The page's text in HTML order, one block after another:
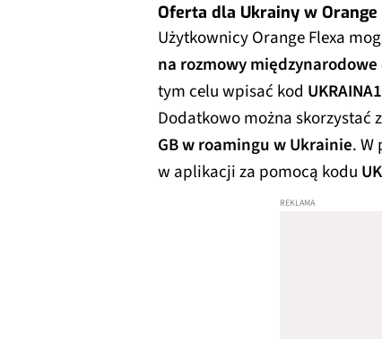
Oferta dla Ukrainy w Orange
Użytkownicy Orange Flexa
na rozmowy
tym celu wpisać kod
Dodatkowo można skorzystać z
GB w roamingu w Ukrainie.
w aplikacji za pomocą kodu